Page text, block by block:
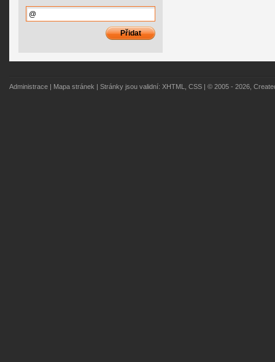
Administrace Mapa stránek | Stránky jsou validní: XHTML, CSS | © 2005 - 2026,